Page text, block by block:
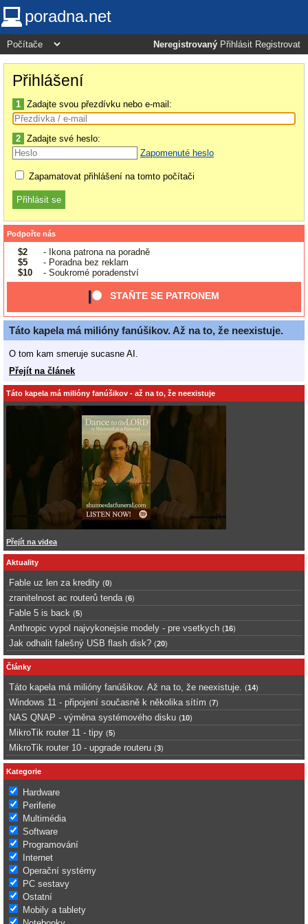
poradna.net
Neregistrovaný Přihlásit Registrovat
Přihlášení
1 Zadajte svou přezdívku nebo e-mail:
2 Zadajte své heslo:
Zapomenuté heslo
Zapamatovat přihlášení na tomto počítači
Podpořte nás
$2
- Ikona patrona na poradně
$5
- Poradna bez reklam
$10
- Soukromé poradenství
STAŇTE SE PATRONEM
Táto kapela má milióny fanúšikov. Až na to, že neexistuje.
O tom kam smeruje sucasne AI.
Přejít na článek
Táto kapela má milióny fanúšikov - až na to, že neexistuje
Přejít na videa
Aktuality
Fable uz len za kredity (0)
zranitelnost ac routerů tenda (6)
Fable 5 is back (5)
Anthropic vypol najvykonejsie modely - pre vsetkych (16)
Jak odhalit falešný USB flash disk? (20)
Články
Táto kapela má milióny fanúšikov. Až na to, že neexistuje. (14)
Windows 11 - připojení současně k několika sítím (7)
NAS QNAP - výměna systémového disku (10)
MikroTik router 11 - tipy (5)
MikroTik router 10 - upgrade routeru (3)
Kategorie
Hardware
Periferie
Multimédia
Software
Programování
Internet
Operační systémy
PC sestavy
Ostatní
Mobily a tablety